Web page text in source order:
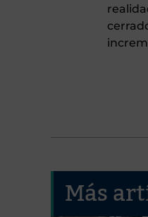
Más